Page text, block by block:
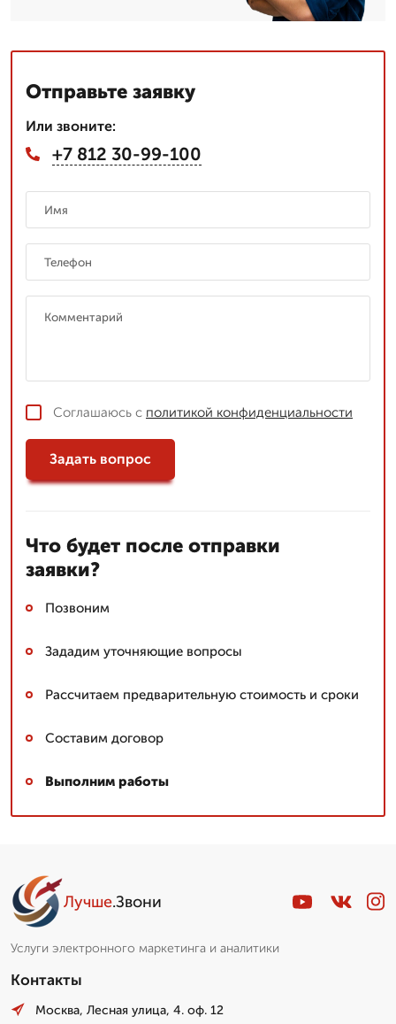
Отправьте заявку
Или звоните:
+7 812 30-99-100
Соглашаюсь с политикой конфиденциальности
Задать вопрос
Что будет после отправки
заявки?
Позвоним
Зададим уточняющие вопросы
Рассчитаем предварительную стоимость и сроки
Составим договор
Выполним работы
Лучше.Звони
Услуги электронного маркетинга и аналитики
Контакты
Москва, Лесная улица, 4. оф. 12